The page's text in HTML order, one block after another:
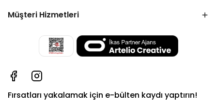
Müşteri Hizmetleri
Fırsatları yakalamak için e-bülten kaydı yaptırın!